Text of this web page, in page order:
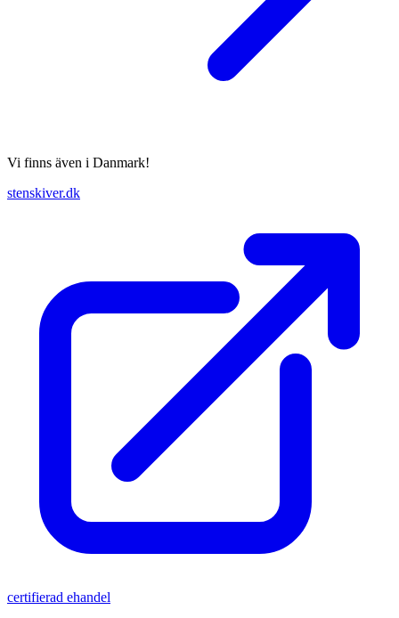
Vi finns även i Danmark!
stenskiver.dk
certifierad ehandel